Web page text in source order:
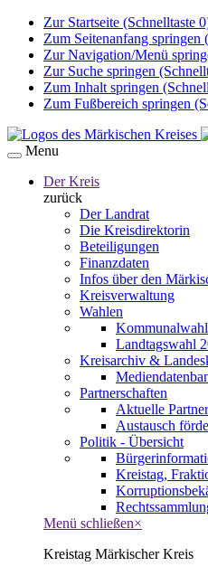
Zur Startseite (Schnelltaste
Zum Seitenanfang springen
Zur Navigation/Menü
Zur Suche springen
Zum Inhalt springen
Zum Fußbereich springen
Menu
Der Kreis
zurück
Der Landrat
Die Kreisdirektorin
Beteiligungen
Finanzdaten
Infos über den
Kreisverwaltung
Wahlen
Landtagswahl
Kreisarchiv &
Partnerschaften
Aktuelle
Austausch
Politik - Übersicht
Kreistag,
Menü schließen×
Kreistag Märkischer Kreis